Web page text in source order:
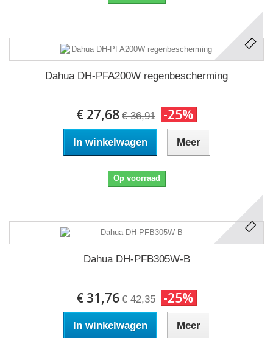
Dahua DH-PFA200W regenbescherming
€ 27,68 € 36,91 -25%
In winkelwagen Meer
Op voorraad
Dahua DH-PFB305W-B
€ 31,76 € 42,35 -25%
In winkelwagen Meer